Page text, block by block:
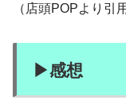
（店頭POPより引用
▶︎感想